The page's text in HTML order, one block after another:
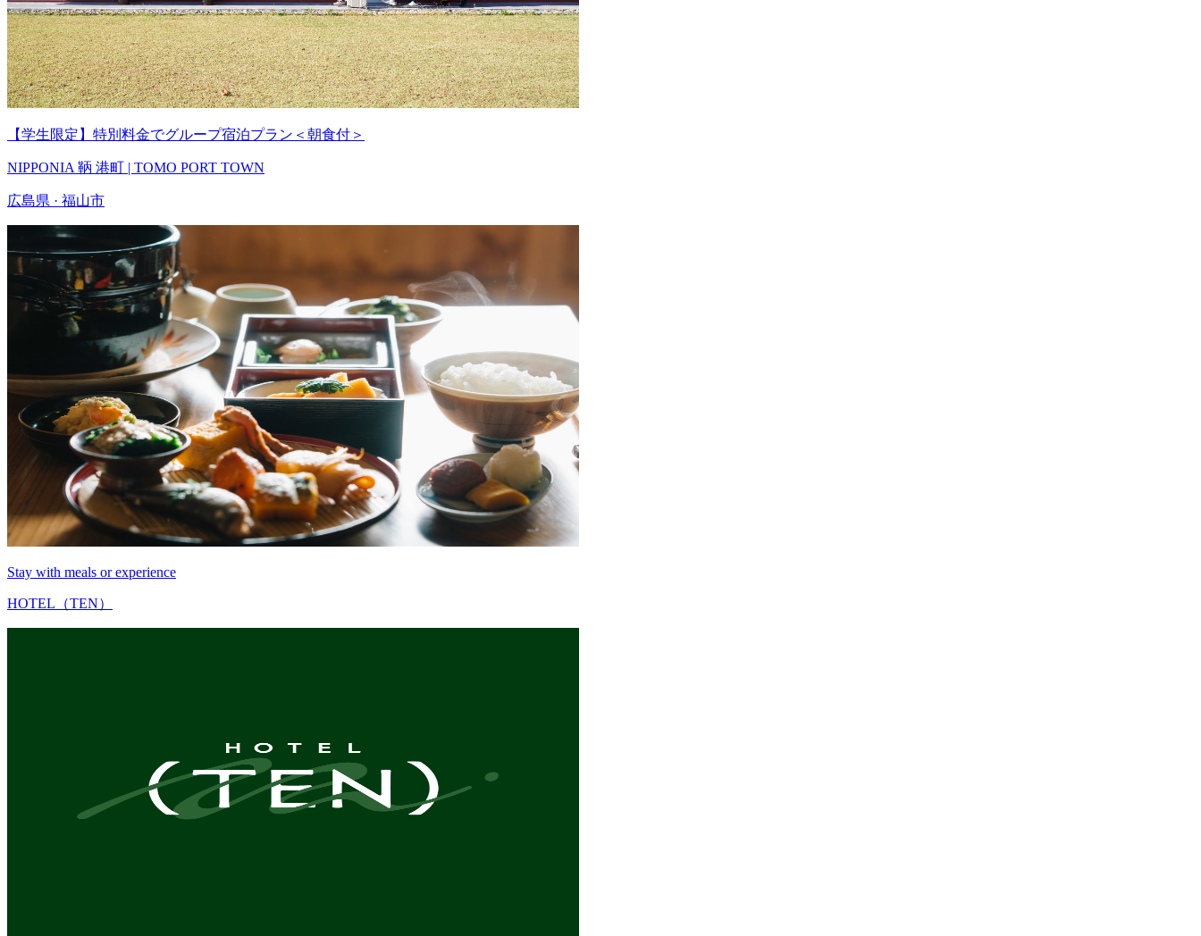
【学生限定】特別料金でグループ宿泊プラン＜朝食付＞
NIPPONIA 鞆 港町 | TOMO PORT TOWN
広島県 · 福山市
Stay with meals or experience
HOTEL（TEN）